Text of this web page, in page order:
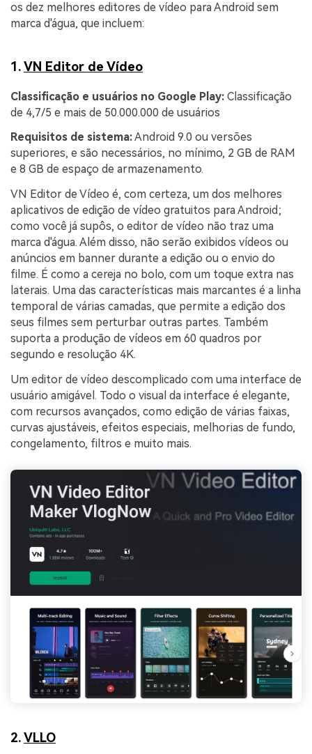
os dez melhores editores de vídeo para Android sem
marca d'água, que incluem:
1.VN Editor de Vídeo
Classificação e usuários no Google Play: Classificação
de 4,7/5 e mais de 50.000.000 de usuários
Requisitos de sistema:Android 9.0 ou versões
superiores, e são necessários, no mínimo, 2 GB de RAM
e 8 GB de espaço de armazenamento.
VN Editor de Vídeo é, com certeza, um dos melhores
aplicativos de edição de vídeo gratuitos para Android;
como você já supôs, o editor de vídeo não traz uma
marca d'água. Além disso, não serão exibidos vídeos ou
anúncios em banner durante a edição ou o envio do
filme. É como a cereja no bolo, com um toque extra nas
laterais. Uma das características mais marcantes é a linha
temporal de várias camadas, que permite a edição dos
seus filmes sem perturbar outras partes. Também
suporta a produção de vídeos em 60 quadros por
segundo e resolução 4K.
Um editor de vídeo descomplicado com uma interface de
usuário amigável. Todo o visual da interface é elegante,
com recursos avançados, como edição de várias faixas,
curvas ajustáveis, efeitos especiais, melhorias de fundo,
congelamento, filtros e muito mais.
2.VLLO